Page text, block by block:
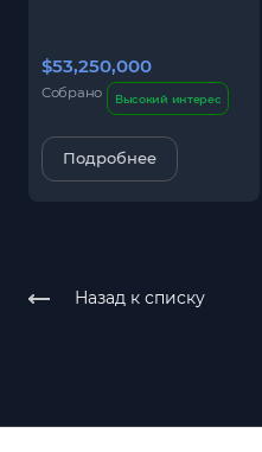
$53,250,000
Собрано Высокий интерес
Подробнее
Назад к списку